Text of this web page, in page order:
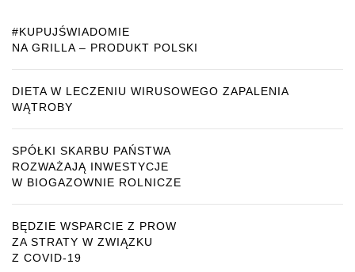
#KUPUJŚWIADOMIE
NA GRILLA – PRODUKT POLSKI
DIETA W LECZENIU WIRUSOWEGO ZAPALENIA
WĄTROBY
SPÓŁKI SKARBU PAŃSTWA
ROZWAŻAJĄ INWESTYCJE
W BIOGAZOWNIE ROLNICZE
BĘDZIE WSPARCIE Z PROW
ZA STRATY W ZWIĄZKU
Z COVID-19